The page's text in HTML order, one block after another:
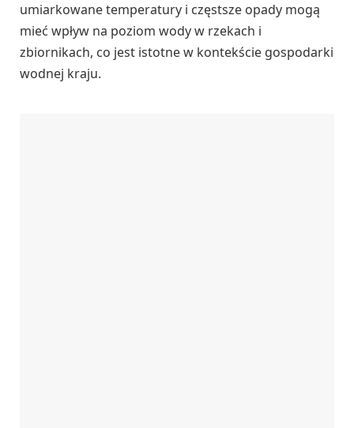
umiarkowane temperatury i częstsze opady mogą
mieć wpływ na poziom wody w rzekach i
zbiornikach, co jest istotne w kontekście gospodarki
wodnej kraju.